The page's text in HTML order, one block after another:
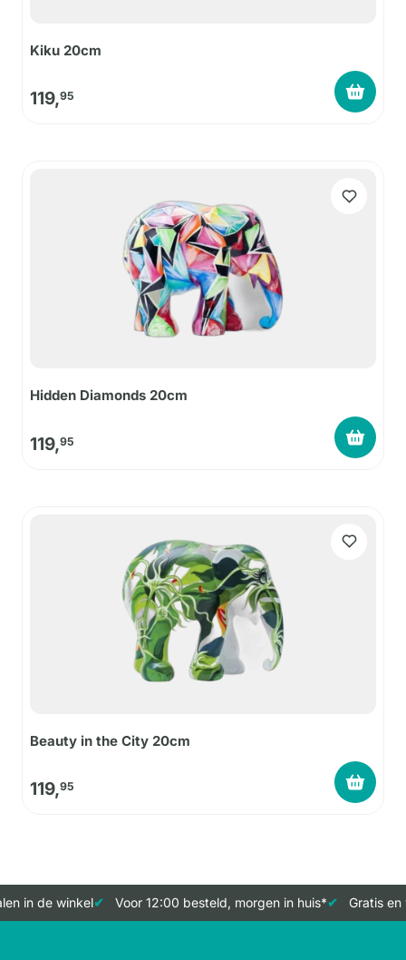
Kiku 20cm
119,95
Hidden Diamonds 20cm
119,95
Beauty in the City 20cm
119,95
in de winkel Voor 12:00 besteld, morgen in huis* Gratis en